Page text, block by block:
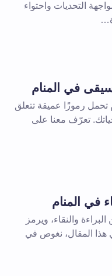
التحديات واحتواء
في المنام
رموزًا عميقة تتعلق
حياتك. تعرّف معنا على
في المنام
والنقاء، ويرمز
هذا المقال، نغوص في